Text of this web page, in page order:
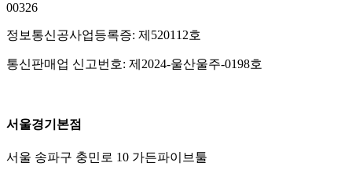
00326
정보통신공사업등록증: 제520112호
통신판매업 신고번호: 제2024-울산울주-0198호
서울경기본점
서울 송파구 충민로 10 가든파이브툴